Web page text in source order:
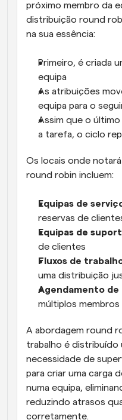
próximo membro da
distribuição round
na sua essência:
Primeiro, é criada
equipa
As atribuições
equipa para o
Assim que o
a tarefa, o ciclo
Os locais onde
round robin incluem:
Equipas de
reservas de
Equipas de
de clientes
Fluxos de
uma distribuição
Agendamento
múltiplos
A abordagem round
trabalho é distribuído
necessidade de
para criar uma carga
numa equipa,
reduzindo atrasos
corretamente.